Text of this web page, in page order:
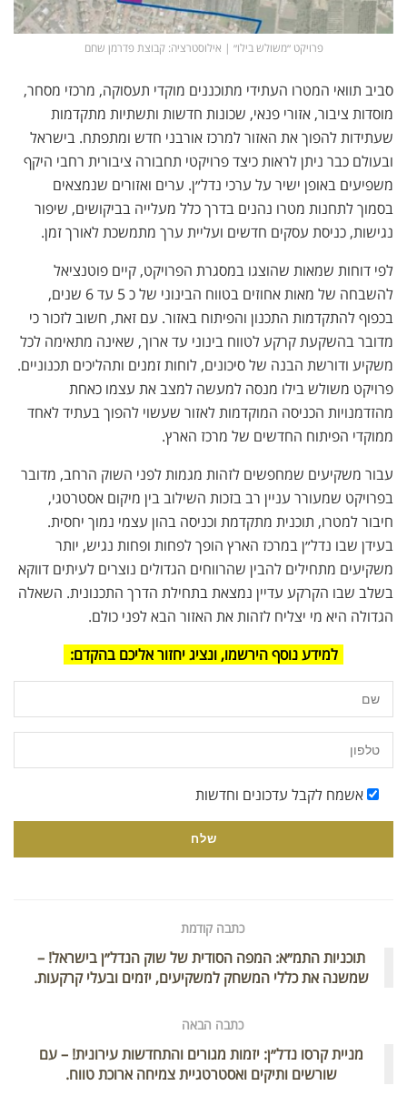
פרויקט ״משולש בילו״ | אילוסטרציה: קבוצת פדרמן שחם
סביב תוואי המטרו העתידי מתוכננים מוקדי תעסוקה, מרכזי מסחר,
מוסדות ציבור, אזורי פנאי, שכונות חדשות ותשתיות מתקדמות
שעתידות להפוך את האזור למרכז אורבני חדש ומתפתח. בישראל
ובעולם כבר ניתן לראות כיצד פרויקטי תחבורה ציבורית רחבי היקף
משפיעים באופן ישיר על ערכי נדל״ן. ערים ואזורים שנמצאים
בסמוך לתחנות מטרו נהנים בדרך כלל מעלייה בביקושים, שיפור
נגישות, כניסת עסקים חדשים ועליית ערך מתמשכת לאורך זמן.
לפי דוחות שמאות שהוצגו במסגרת הפרויקט, קיים פוטנציאל
להשבחה של מאות אחוזים בטווח הבינוני של כ 5 עד 6 שנים,
בכפוף להתקדמות התכנון והפיתוח באזור. עם זאת, חשוב לזכור כי
מדובר בהשקעת קרקע לטווח בינוני עד ארוך, שאינה מתאימה לכל
משקיע ודורשת הבנה של סיכונים, לוחות זמנים ותהליכים תכנוניים.
פרויקט משולש בילו מנסה למעשה למצב את עצמו כאחת
מהזדמנויות הכניסה המוקדמות לאזור שעשוי להפוך בעתיד לאחד
ממוקדי הפיתוח החדשים של מרכז הארץ.
עבור משקיעים שמחפשים לזהות מגמות לפני השוק הרחב, מדובר
בפרויקט שמעורר עניין רב בזכות השילוב בין מיקום אסטרטגי,
חיבור למטרו, תוכנית מתקדמת וכניסה בהון עצמי נמוך יחסית.
בעידן שבו נדל״ן במרכז הארץ הופך לפחות ופחות נגיש, יותר
משקיעים מתחילים להבין שהרווחים הגדולים נוצרים לעיתים דווקא
בשלב שבו הקרקע עדיין נמצאת בתחילת הדרך התכנונית. השאלה
הגדולה היא מי יצליח לזהות את האזור הבא לפני כולם.
למידע נוסף הירשמו, ונציג יחזור אליכם בהקדם:
אשמח לקבל עדכונים וחדשות
כתבה קודמת
תוכניות התמ״א: המפה הסודית של שוק הנדל״ן בישראל! –
שמשנה את כללי המשחק למשקיעים, יזמים ובעלי קרקעות.
כתבה הבאה
מניית קרסו נדל״ן: יזמות מגורים והתחדשות עירונית! – עם
שורשים ותיקים ואסטרטגיית צמיחה ארוכת טווח.